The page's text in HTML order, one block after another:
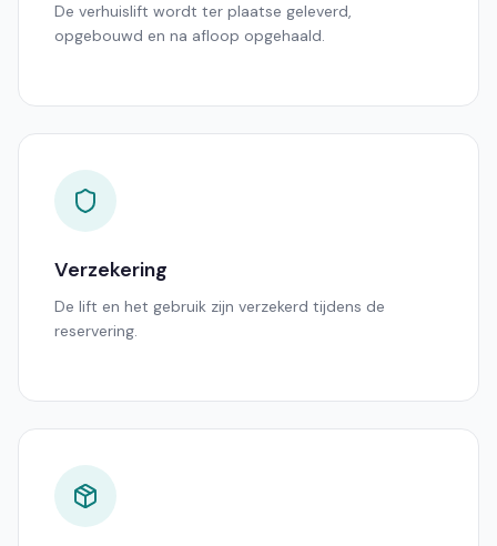
De verhuislift wordt ter plaatse geleverd,
opgebouwd en na afloop opgehaald.
Verzekering
De lift en het gebruik zijn verzekerd tijdens de
reservering.